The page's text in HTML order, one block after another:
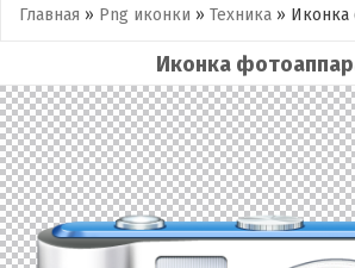
Png иконки
Картинки без фона
Фото без фона
Контакты
Главная » Png иконки » Техника » Иконка
Иконка